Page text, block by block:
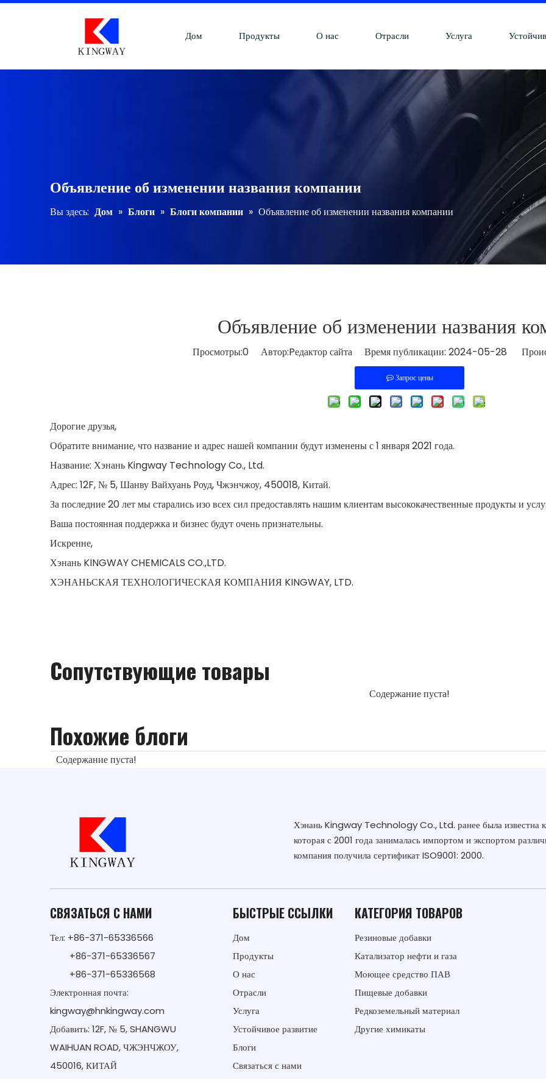
Дом Продукты О нас Отрасли Услуга
Объявление об изменении названия компании
Вы здесь: Дом » Блоги » Блоги компании » Объявление об изменении названия компании
Объявление об изменении названия
Просмотры:0Автор:Pедактор сайта Время публикации: 2024-05-28
Запрос цены
Дорогие друзья,
Обратите внимание, что название и адрес нашей компании будут изменены с 1 января 2021 года.
Название: Хэнань Kingway Technology Co., Ltd.
Адрес: 12F, № 5, Шанву Вайхуань Роуд, Чжэнчжоу, 450018, Китай.
За последние 20 лет мы старались изо всех сил предоставлять нашим клиентам высококачественные продукты и
Ваша постоянная поддержка и бизнес будут очень признательны.
Искренне,
Хэнань KINGWAY CHEMICALS CO.,LTD.
ХЭНАНЬСКАЯ ТЕХНОЛОГИЧЕСКАЯ КОМПАНИЯ KINGWAY, LTD.
Сопутствующие товары
Содержание пуста!
Похожие блоги
Содержание пуста!
Хэнань Kingway Technology Co., Ltd. ранее была
которая с 2001 года занималась импортом и экспортом
компания получила сертификат ISO9001: 2000.
СВЯЗАТЬСЯ С НАМИ
Тел: +86-371-65336566
+86-371-65336567
+86-371-65336568
Электронная почта:
kingway@hnkingway.com
Добавить: 12F, № 5, SHANGWU
WAIHUAN ROAD, ЧЖЭНЧЖОУ,
450016, КИТАЙ
БЫСТРЫЕ ССЫЛКИ
Дом
Продукты
О нас
Отрасли
Услуга
Устойчивое развитие
Блоги
Связаться с нами
КАТЕГОРИЯ ТОВАРОВ
Резиновые добавки
Катализатор нефти и газа
Моющее средство ПАВ
Пищевые добавки
Редкоземельный материал
Другие химикаты